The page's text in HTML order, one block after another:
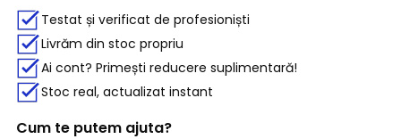
Testat și verificat de profesioniști
Livrăm din stoc propriu
Ai cont? Primești reducere suplimentară!
Stoc real, actualizat instant
Cum te putem ajuta?